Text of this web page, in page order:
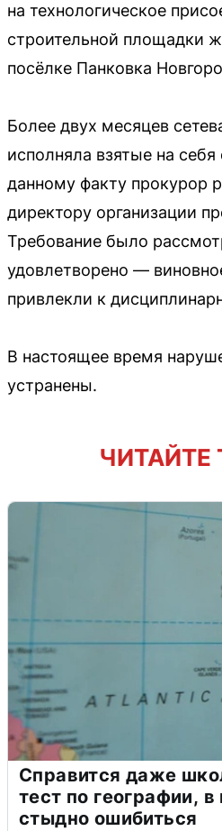
на технологическое
строительной площадки
посёлке Панковка
Более двух месяцев
исполняла взятые на себя
данному факту прокурор
директору организации
Требование было
удовлетворено —
привлекли к
В настоящее время
устранены.
ЧИТАЙТЕ
Справится даже
тест по географии,
стыдно ошибиться